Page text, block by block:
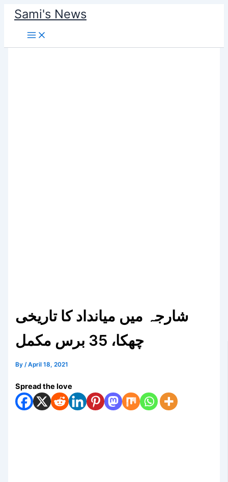
Skip
content
Sami's News
شارجہ میں میانداد کا تاریخی
چھکا، 35 برس مکمل
By/April 18, 2021
Spread the love